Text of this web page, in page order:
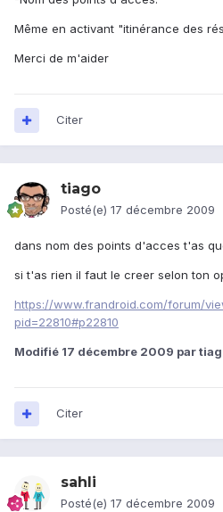
Même en activant "itinérance des
Merci de m'aider
Citer
tiago
Posté(e) 17 décembre 2009
dans nom des points d'acces t'as
si t'as rien il faut le creer selon ton
https://www.frandroid.com/forum/
pid=22810#p22810
Modifié 17 décembre 2009 par
Citer
sahli
Posté(e) 17 décembre 2009